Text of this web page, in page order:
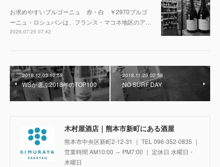
お求めやすいブルゴーニュ 赤・白 ￥2970ブルゴ
ーニュ・ロシュバンは、フランス・マコネ地区のア…
2026.07.25 07:42
2018.12.03 10:58
WSが選ぶ2018年のTOP100
2018.11.29 02:58
NO SURF DAY
木村屋酒店｜熊本市新町にある酒屋
熊本市中央区新町2-12-31 ｜ TEL 096-352-0835 ｜
営業時間 AM10:00 ～ PM7:00 ｜ 定休日 水曜日・
木曜日